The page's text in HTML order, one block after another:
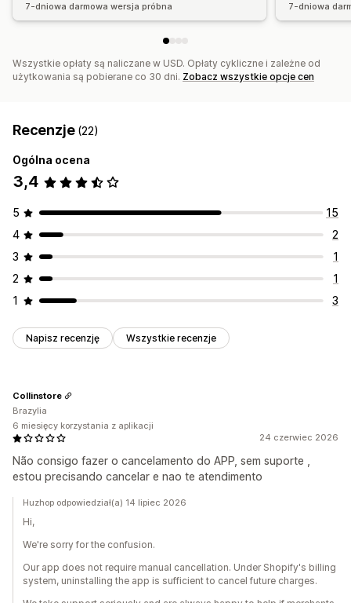
7-dniowa darmowa wersja próbna 7-dniowa
Wszystkie opłaty są naliczane w USD. Opłaty cykliczne i zależne od
użytkowania są pobierane co 30 dni. Zobacz wszystkie opcje cen
Recenzje (22)
Ogólna ocena
3,4
5
15
4
2
3
1
2
1
1
3
Napisz recenzję Wszystkie recenzje
24 czerwiec 2026
Não consigo fazer o cancelamento do APP, sem suporte ,
estou precisando cancelar e nao te atendimento
Collinstore
Brazylia
6 miesięcy korzystania z aplikacji
Huzhop odpowiedział(a) 14 lipiec 2026
Hi,
We're sorry for the confusion.
Our app does not require manual cancellation. Under Shopify's billing
system, uninstalling the app is sufficient to cancel future charges.